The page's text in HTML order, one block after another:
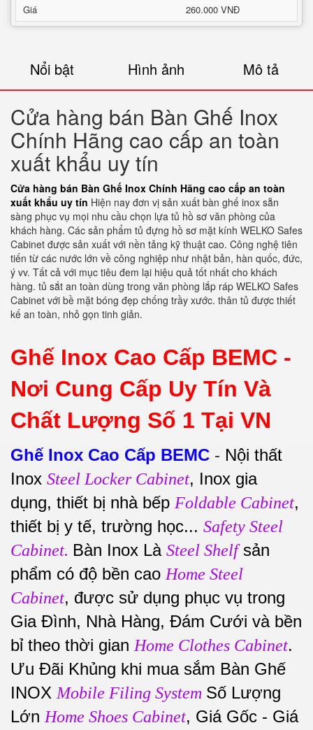
Giá
260.000 VNĐ
Nổi bật Hình ảnh Mô tả
Cửa hàng bán Bàn Ghế Inox
Chính Hãng cao cấp an toàn
xuất khẩu uy tín
Cửa hàng bán Bàn Ghế Inox Chính Hãng cao cấp an toàn
xuất khẩu uy tín Hiện nay đơn vị sản xuất bàn ghế inox sẵn
sàng phục vụ mọi nhu cầu chọn lựa tủ hồ sơ văn phòng của
khách hàng. Các sản phẩm tủ đựng hồ sơ mặt kính WELKO Safes
Cabinet được sản xuất với nền tảng kỹ thuật cao. Công nghệ tiên
tiến từ các nước lớn về công nghiệp như nhật bản, hàn quốc, đức,
ý vv. Tất cả với mục tiêu đem lại hiệu quả tốt nhất cho khách
hàng. tủ sắt an toàn dùng trong văn phòng lắp ráp WELKO Safes
Cabinet với bề mặt bóng đẹp chống trầy xước. thân tủ được thiết
kế an toàn, nhỏ gọn tinh giản.
Ghế Inox Cao Cấp BEMC -
Nơi Cung Cấp Uy Tín Và
Chất Lượng Số 1 Tại VN
Ghế Inox Cao Cấp BEMC - Nội thất
Inox Steel Locker Cabinet, Inox gia
dụng, thiết bị nhà bếp Foldable Cabinet,
thiết bị y tế, trường học... Safety Steel
Cabinet. Bàn Inox Là Steel Shelfsản
phẩm có độ bền cao Home Steel
Cabinet, được sử dụng phục vụ trong
Gia Đình, Nhà Hàng, Đám Cưới và bền
bỉ theo thời gian Home Clothes Cabinet.
Ưu Đãi Khủng khi mua sắm Bàn Ghế
INOX Mobile Filing System Số Lượng
Lớn Home Shoes Cabinet, Giá Gốc - Giá